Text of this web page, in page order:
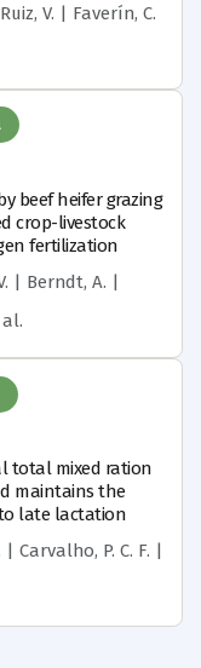
V. | Faverín, C.
beef heifer grazing
crop-livestock
fertilization
| Berndt, A. |
total mixed ration
maintains the
late lactation
Carvalho, P. C. F. |